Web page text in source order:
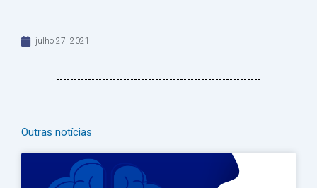
julho 27, 2021
Outras notícias
PáginaPágina